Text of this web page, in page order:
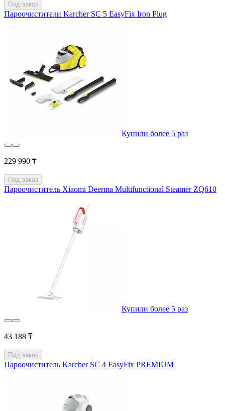
Под заказ
Пароочистители Karcher SC 5 EasyFix Iron Plug
Купили более 5 раз
229 990 ₸
Под заказ
Пароочиститель Xiaomi Deerma Multifunctional Steamer ZQ610
Купили более 5 раз
43 188 ₸
Под заказ
Пароочиститель Karcher SC 4 EasyFix PREMIUM